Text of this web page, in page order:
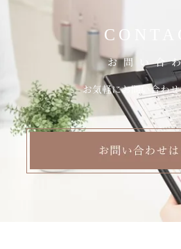
お問い合
お気軽にお問い合わせ